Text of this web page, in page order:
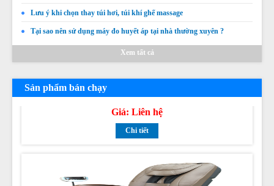
Lưu ý khi chọn thay túi hơi, túi khí ghế massage
Tại sao nên sử dụng máy đo huyết áp tại nhà thường xuyên ?
Xem tất cả
Sản phẩm bán chạy
Thay da thay túi khí ghế massage OSAKA
Chi tiết